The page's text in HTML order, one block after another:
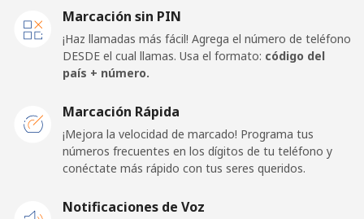
Línea fija ⁦8.5p⁩
Celular ⁦7.9p⁩
63 min por
⁦£5⁩
Marcación sin PIN
¡Haz llamadas más fácil! Agrega el número de teléfono
DESDE el cual llamas. Usa el formato: código del
país + número.
Marcación Rápida
¡Mejora la velocidad de marcado! Programa tus
números frecuentes en los dígitos de tu teléfono y
conéctate más rápido con tus seres queridos.
Notificaciones de Voz